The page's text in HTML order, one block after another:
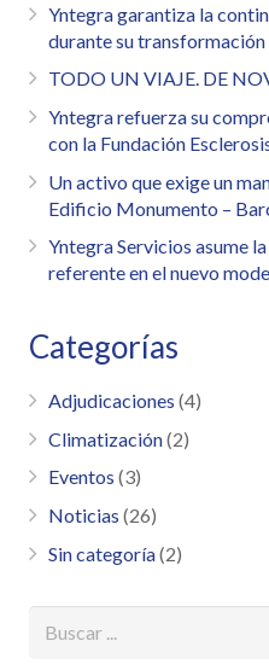
Yntegra garantiza la
durante su
TODO UN VIAJE. DE
Yntegra refuerza su
con la Fundación
Un activo que exige un
Edificio Monumento –
Yntegra Servicios asume
referente en el nuevo
Categorías
Adjudicaciones (4)
Climatización(2)
Eventos (3)
Noticias (26)
Sin categoría(2)